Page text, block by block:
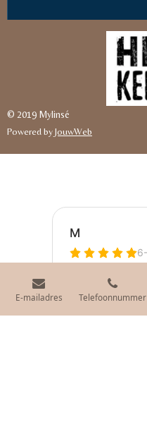
© 2019 Mylinsé
Powered byJouwWeb
E-mailadres Telefoonnummer